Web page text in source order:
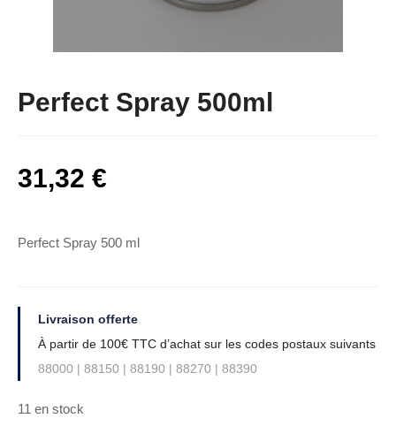
Perfect Spray 500ml
31,32 €
Perfect Spray 500 ml
Livraison offerte
À partir de 100€ TTC d’achat sur les codes postaux suivants
88000 | 88150 | 88190 | 88270 | 88390
11 en stock